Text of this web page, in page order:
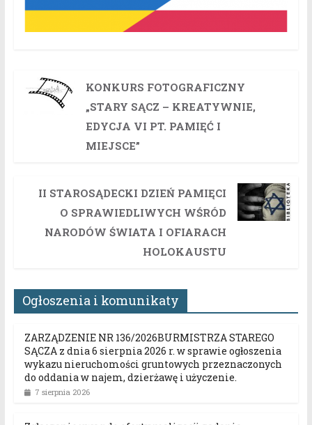
KONKURS FOTOGRAFICZNY
„STARY SĄCZ – KREATYWNIE,
EDYCJA VI PT. PAMIĘĆ I
MIEJSCE”
II STAROSĄDECKI DZIEŃ PAMIĘCI
O SPRAWIEDLIWYCH WŚRÓD
NARODÓW ŚWIATA I OFIARACH
HOLOKAUSTU
Ogłoszenia i komunikaty
ZARZĄDZENIE NR 136/2026BURMISTRZA STAREGO
SĄCZA z dnia 6 sierpnia 2026 r. w sprawie ogłoszenia
wykazu nieruchomości gruntowych przeznaczonych
do oddania w najem, dzierżawę i użyczenie.
7 sierpnia 2026